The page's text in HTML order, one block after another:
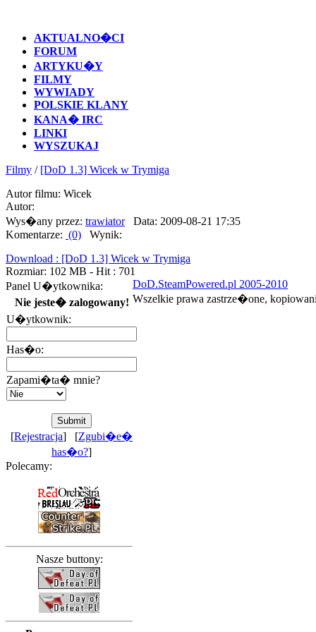
AKTUALNO�CI
FORUM
ARTYKU�Y
FILMY
WYWIADY
POLSKIE KLANY
KANA� IRC
LINKI
WYSZUKAJ
Filmy / [DoD 1.3] Wicek w Trymiga
Autor filmu: Wicek
Autor:
Wys�any przez: trawiatorData: 2009-08-21 17:35
Komentarze: (0) Wynik:
Download : [DoD 1.3] Wicek w Trymiga
Rozmiar: 102 MB - Hit : 701
Panel U�ytkownika:
Nie jeste� zalogowany!
U�ytkownik:
Has�o:
Zapami�ta� mnie?
[Rejestracja] [Zgubi�e�
has�o?]
Polecamy:
Nasze buttony:
DoD.SteamPowered.pl 2005-2010
Wszelkie prawa zastrze�one,